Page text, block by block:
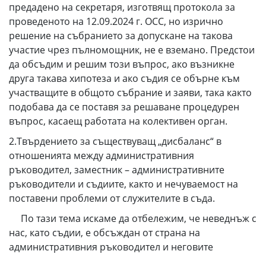
предадено на секретаря, изготвящ протокола за
проведеното на 12.09.2024 г. ОСС, но изрично
решение на събранието за допускане на такова
участие чрез пълномощник, не е вземано. Предстои
да обсъдим и решим този въпрос, ако възникне
друга такава хипотеза и ако съдия се обърне към
участващите в общото събрание и заяви, така както
подобава да се поставя за решаване процедурен
въпрос, касаещ работата на колективен орган.
2.Твърдението за съществуващ „дисбаланс“ в
отношенията между административния
ръководител, заместник – административните
ръководители и съдиите, както и нечуваемост на
поставени проблеми от служителите в съда.
По тази тема искаме да отбележим, че неведнъж с
нас, като съдии, е обсъждан от страна на
административния ръководител и неговите